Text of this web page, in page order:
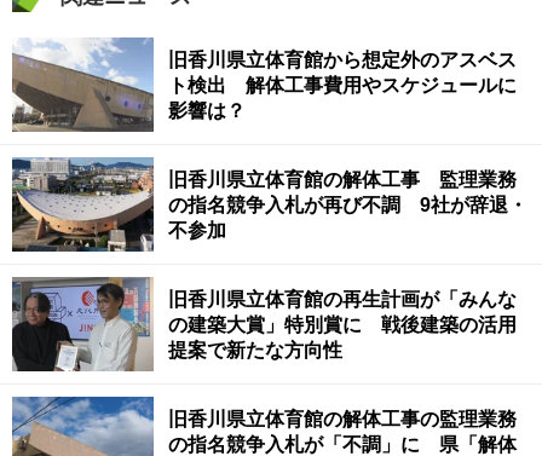
旧香川県立体育館から想定外のアスベス
ト検出 解体工事費用やスケジュールに
影響は？
旧香川県立体育館の解体工事 監理業務
の指名競争入札が再び不調 9社が辞退・
不参加
旧香川県立体育館の再生計画が「みんな
の建築大賞」特別賞に 戦後建築の活用
提案で新たな方向性
旧香川県立体育館の解体工事の監理業務
の指名競争入札が「不調」に 県「解体